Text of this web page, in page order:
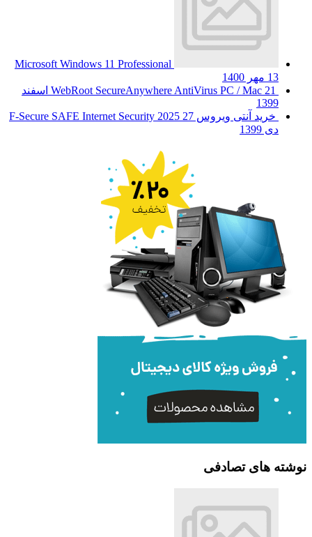
Microsoft Windows 11 Professional
13 مهر 1400
WebRoot SecureAnywhere AntiVirus PC / Mac 21 اسفند
1399
خرید آنتی ویروس F-Secure SAFE Internet Security 2025 27
دی 1399
نوشته های تصادفی